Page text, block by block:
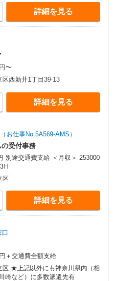
万円〜26万円+夜勤手当＋時間外
） ※深夜勤務のため、20歳以上
年間54万円※1／2年目以降年間最
あり ※入社6ヶ月経過後に10万
20万円を支給
会社 大
玉県さいたま市北区吉野町2-212
県さいたま市岩槻区城南3-6-45
事務所 埼玉県川越市神明町14-8
県坂戸市千代田5-4-23 新座営業
大和田4-15-6 ■東武バスセ
社 足立営業事務所 東京都足立区
西新井営業所 東京都足立区西新井
草加営業事務所 埼玉県草加市栄町
業所 埼玉県八潮市大字木曾根345-
玉県三郷市彦成4-184 吉川営業
沼南営業所 千葉県柏市金 ■東武
社 栃木県日光市所野1452
詳細を見る
〜
区西新井1丁目39-13
詳細を見る
お仕事No.5A569-AMS）
受付事務
別途交通費支給 ＜月収＞ 253000
区
詳細を見る
＋交通費全額支給
区 ★上記以外にも神奈川県内（相
崎など）に多数派遣先有